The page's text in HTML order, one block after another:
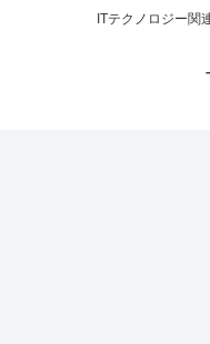
ITテクノロジー関